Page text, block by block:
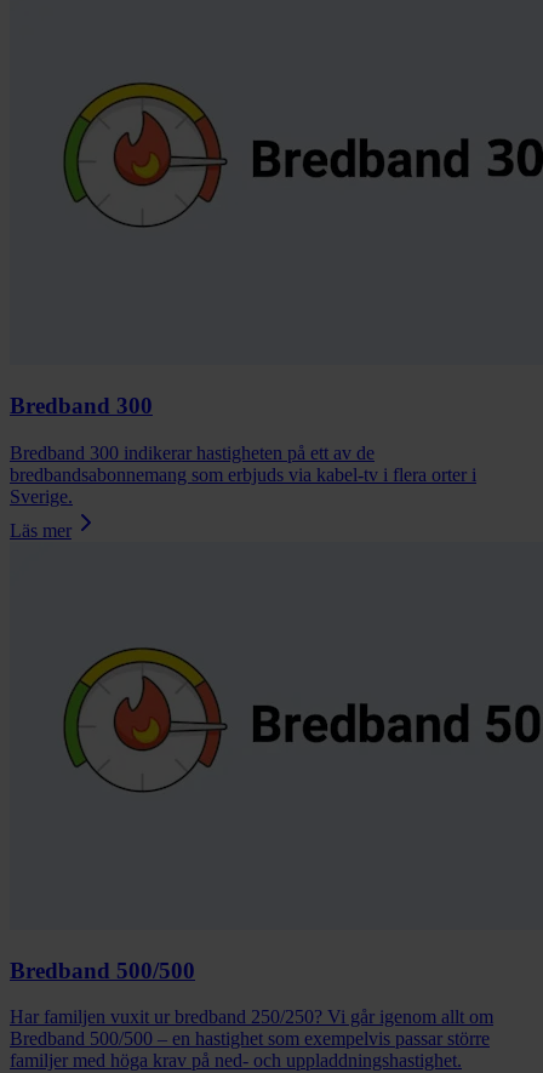
Bredband 300
Bredband 300 indikerar hastigheten på ett av de
bredbandsabonnemang som erbjuds via kabel-tv i flera orter i
Sverige.
Läs mer
Bredband 500/500
Har familjen vuxit ur bredband 250/250? Vi går igenom allt om
Bredband 500/500 – en hastighet som exempelvis passar större
familjer med höga krav på ned- och uppladdningshastighet.